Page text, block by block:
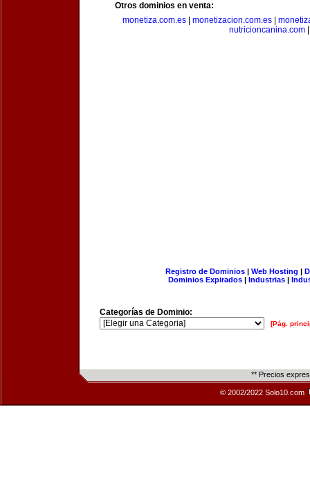
Otros dominios en venta:
monetiza.com.es| monetizacion.com.es|
nutricioncanina.com
Registro de Dominios| Web Hosting |
Dominios Expirados | Industrias |
Categorías de Dominio:
[Pág.
** Precios
© 2002/2022 Solo10.com